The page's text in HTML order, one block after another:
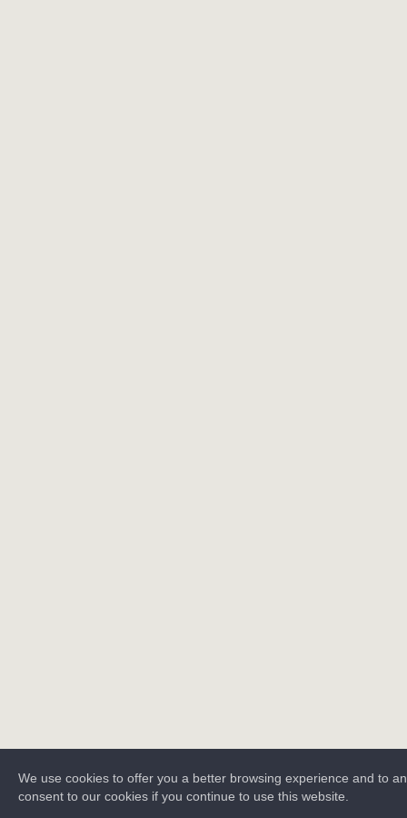
We use cookies to offer you a better browsing experience and to
consent to our cookies if you continue to use this website.